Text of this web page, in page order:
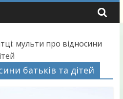
мульти про відносини
батьків та дітей